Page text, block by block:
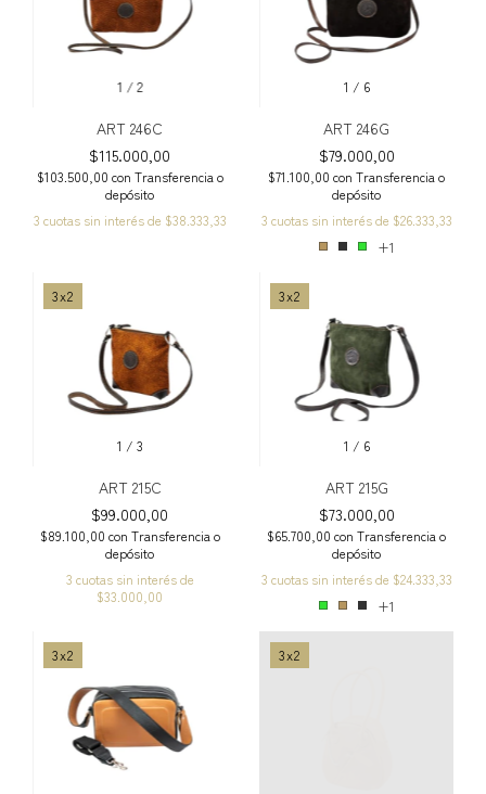
1 /2
ART 246C
$115.000,00
$103.500,00 con Transferencia o
depósito
3 cuotas sin interés de $38.333,33
1 / 6
ART 246G
$79.000,00
$71.100,00 con Transferencia o
depósito
3 cuotas sin interés de $26.333,33
+1
1 / 3
3x2
ART 215C
$99.000,00
$89.100,00 con Transferencia o
depósito
3 cuotas sin interés de
$33.000,00
1 / 6
3x2
ART 215G
$73.000,00
$65.700,00 con Transferencia o
depósito
3 cuotas sin interés de $24.333,33
+1
3x2 3x2